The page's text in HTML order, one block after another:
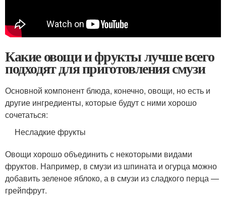
Какие овощи и фрукты лучше всего
подходят для приготовления смузи
Основной компонент блюда, конечно, овощи, но есть и
другие ингредиенты, которые будут с ними хорошо
сочетаться:
Несладкие фрукты
Овощи хорошо объединить с некоторыми видами
фруктов. Например, в смузи из шпината и огурца можно
добавить зеленое яблоко, а в смузи из сладкого перца —
грейпфрут.